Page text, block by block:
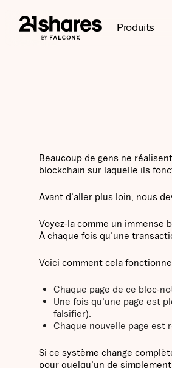
Produits
Beaucoup de gens ne
blockchain sur laquelle ils
Avant d'aller plus loin, nous
Voyez-la comme un immense
À chaque fois qu'une
Voici comment cela
Chaque page de ce bloc-
Une fois qu'une page est
falsifier).
Chaque nouvelle page est
Si ce système change
pour quelqu'un de